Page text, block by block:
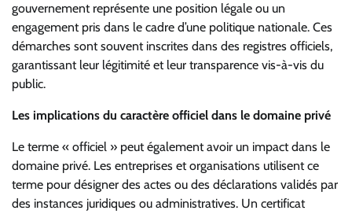
gouvernement représente une position légale ou un
engagement pris dans le cadre d’une politique nationale. Ces
démarches sont souvent inscrites dans des registres officiels,
garantissant leur légitimité et leur transparence vis-à-vis du
public.
Les implications du caractère officiel dans le domaine privé
Le terme « officiel » peut également avoir un impact dans le
domaine privé. Les entreprises et organisations utilisent ce
terme pour désigner des actes ou des déclarations validés par
des instances juridiques ou administratives. Un certificat